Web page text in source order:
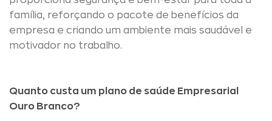
família, reforçando o pacote de benefícios da
empresa e criando um ambiente mais saudável e
motivador no trabalho.
Quanto custa um plano de saúde Empresarial
Ouro Branco?